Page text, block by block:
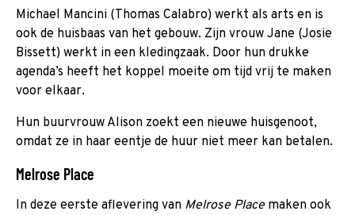
Michael Mancini (Thomas Calabro) werkt als arts en is
ook de huisbaas van het gebouw. Zijn vrouw Jane (Josie
Bissett) werkt in een kledingzaak. Door hun drukke
agenda’s heeft het koppel moeite om tijd vrij te maken
voor elkaar.
Hun buurvrouw Alison zoekt een nieuwe huisgenoot,
omdat ze in haar eentje de huur niet meer kan betalen.
Melrose Place
In deze eerste aflevering van Melrose Placemaken ook